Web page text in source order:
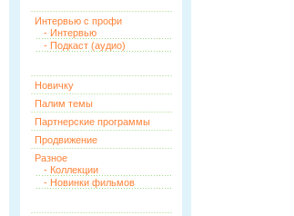
Интервью с профи
- Интервью
- Подкаст (аудио)
Новичку
Палим темы
Партнерские программы
Продвижение
Разное
- Коллекции
- Новинки фильмов